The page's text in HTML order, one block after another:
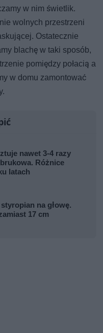
w nim świetlik.
wolnych przestrzeni
Ostatecznie
blachę w taki sposób,
pomiędzy połacią a
w domu zamontować
nawet 3-4 razy
Różnice
latach
na głowę.
17 cm